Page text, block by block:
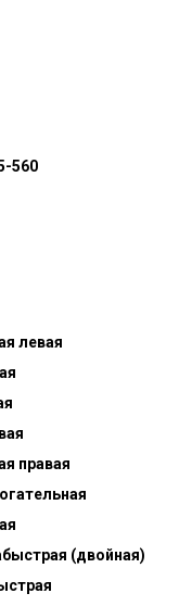
560
левая
правая
(двойная)